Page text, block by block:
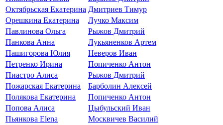
Октябрьская Екатерина Дмитриев Тимур
Орешкина Екатерина
Лучко Максим
Павлинова Ольга
Рыжов Дмитрий
Панкова Анна
Лукьяненков Артем
Пашигорова Юлия
Неверов Иван
Петренко Ирина
Попиченко Антон
Пиастро Алиса
Рыжов Дмитрий
Пожарская Екатерина
Барболин Алексей
Полякова Екатерина
Попиченко Антон
Попова Алиса
Цыбульский Иван
Пьянкова Elena
Москвичев Василий